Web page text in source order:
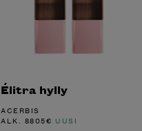
Élitra hylly
ACERBIS
ALK. 8805€ UUSI